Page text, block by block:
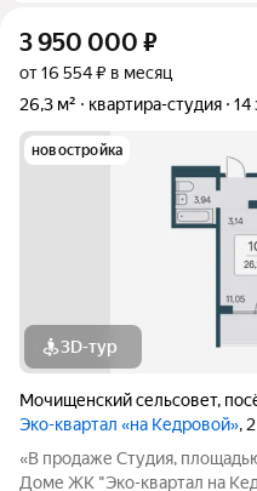
3 950 000 ₽
от 16 554 ₽ в месяц
26,3 м²
квартира-студия 14
новостройка
3D-тур
Мочищенский сельсовет,
Эко-квартал «на Кедровой»,
«В продаже Студия,
Доме ЖК "Эко-квартал на